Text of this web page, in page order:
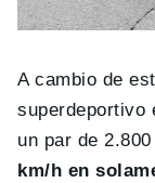
A cambio de
superdeportivo
un par de
km/h en